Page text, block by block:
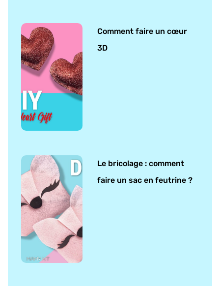
Comment faire un cœur
3D
Le bricolage : comment
faire un sac en feutrine ?